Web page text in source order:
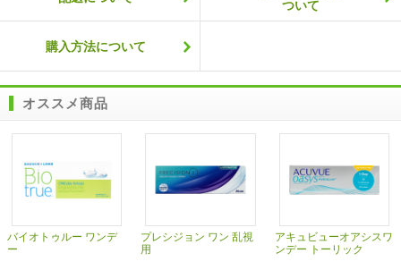
ついて
購入方法について
オススメ商品
バイオトゥルー ワンデ
ー
プレシジョン ワン 乱視
用
アキュビューオアシスワ
ンデー トーリック